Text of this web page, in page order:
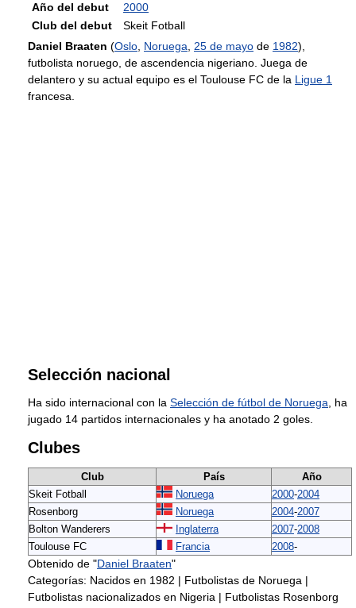
Año del debut
2000
Club del debut
Skeit Fotball
Daniel Braaten (Oslo Noruega 25 de mayo de 1982),
futbolista noruego, de ascendencia nigeriano. Juega de
delantero y su actual equipo es el Toulouse FC de la Ligue 1
francesa.
Selección nacional
Ha sido internacional con la Selección de fútbol de Noruega , ha
jugado 14 partidos internacionales y ha anotado 2 goles.
Clubes
Club País
Año
Skeit Fotball
Noruega 2000-2004
Rosenborg
Noruega 2004-2007
Bolton Wanderers
Inglaterra 2007-2008
Toulouse FC
Francia 2008-
Obtenido de "Daniel Braaten"
Categorías: Nacidos en 1982 | Futbolistas de Noruega |
Futbolistas nacionalizados en Nigeria | Futbolistas Rosenborg